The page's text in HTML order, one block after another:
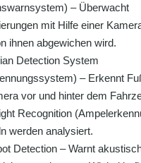
– Überwacht
mit Hilfe einer
ihnen abgewichen wird.
Detection System
– Erkennt
vor und hinter dem
Recognition
werden analysiert.
Detection – Warnt